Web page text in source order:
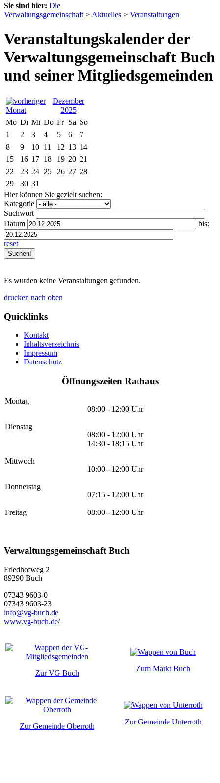
Sie sind hier: Die
Verwaltungsgemeinschaft > Aktuelles > Veranstaltungen
Veranstaltungskalender der
Verwaltungsgemeinschaft Buch
und seiner Mitgliedsgemeinden
Dezember
2025
Mo Di Mi Do Fr Sa So
1
2 3 4 5 6
7
8
9 10 11 12 13 14
15
16 17 18 19 20 21
22
23 24 25 26 27 28
29
30 31
Hier können Sie gezielt suchen:
Kategorie
Suchwort
Datum
bis:
reset
Es wurden keine Veranstaltungen gefunden.
drucken nach oben
Quicklinks
Kontakt
Inhaltsverzeichnis
Impressum
Datenschutz
Öffnungszeiten Rathaus
Montag
08:00 - 12:00 Uhr
Dienstag
08:00 - 12:00 Uhr
14:30 - 18:15 Uhr
Mittwoch
10:00 - 12:00 Uhr
Donnerstag
07:15 - 12:00 Uhr
Freitag 08:00 - 12:00 Uhr
Verwaltungsgemeinschaft Buch
Friedhofweg 2
89290 Buch
07343 9603-0
07343 9603-23
info@vg-buch.de
www.vg-buch.de/
Zur VG Buch
Zum Markt Buch
Zur Gemeinde Oberroth
Zur Gemeinde Unterroth